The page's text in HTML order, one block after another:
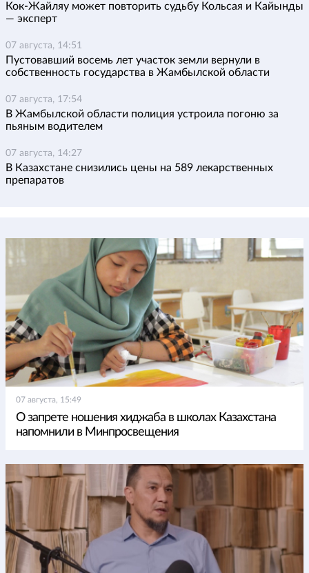
Кок-Жайляу может повторить судьбу Кольсая и Кайынды
— эксперт
07 августа, 14:51
Пустовавший восемь лет участок земли вернули в
собственность государства в Жамбылской области
07 августа, 17:54
В Жамбылской области полиция устроила погоню за
пьяным водителем
07 августа, 14:27
В Казахстане снизились цены на 589 лекарственных
препаратов
07 августа, 15:49
О запрете ношения хиджаба в школах Казахстана
напомнили в Минпросвещения